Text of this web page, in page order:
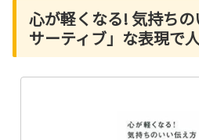
心が軽くなる! 気持ち
サーティブ」な表現で